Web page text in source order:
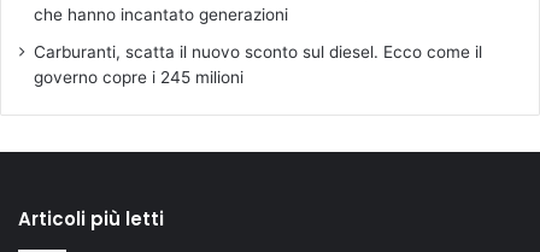
che hanno incantato generazioni
Carburanti, scatta il nuovo sconto sul diesel. Ecco come il
governo copre i 245 milioni
Articoli più letti